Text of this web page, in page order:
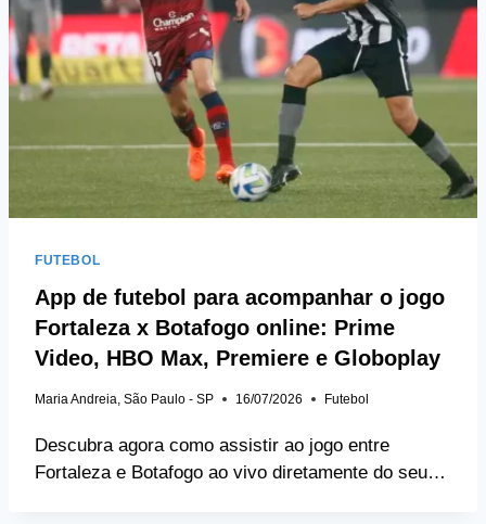
FUTEBOL
App de futebol para acompanhar o jogo
Fortaleza x Botafogo online: Prime
Video, HBO Max, Premiere e Globoplay
Maria Andreia, São Paulo - SP 16/07/2026 Futebol
Descubra agora como assistir ao jogo entre
Fortaleza e Botafogo ao vivo diretamente do seu…